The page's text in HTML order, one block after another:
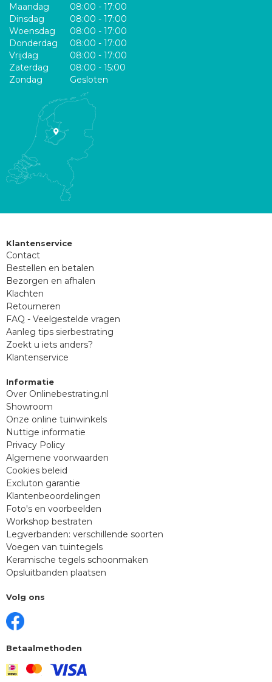
Maandag
08:00 - 17:00
Dinsdag
08:00 - 17:00
Woensdag
08:00 - 17:00
Donderdag
08:00 - 17:00
Vrijdag
08:00 - 17:00
Zaterdag
08:00 - 15:00
Zondag
Gesloten
Klantenservice
Contact
Bestellen en betalen
Bezorgen en afhalen
Klachten
Retourneren
FAQ - Veelgestelde vragen
Aanleg tips sierbestrating
Zoekt u iets anders?
Klantenservice
Informatie
Over Onlinebestrating.nl
Showroom
Onze online tuinwinkels
Nuttige informatie
Privacy Policy
Algemene voorwaarden
Cookies beleid
Excluton garantie
Klantenbeoordelingen
Foto's en voorbeelden
Workshop bestraten
Legverbanden: verschillende soorten
Voegen van tuintegels
Keramische tegels schoonmaken
Opsluitbanden plaatsen
Volg ons
Betaalmethoden